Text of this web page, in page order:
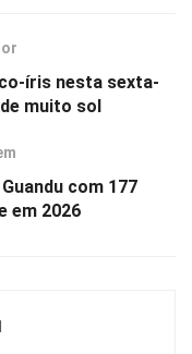
íris nesta sexta-
muito sol
com 177
em 2026